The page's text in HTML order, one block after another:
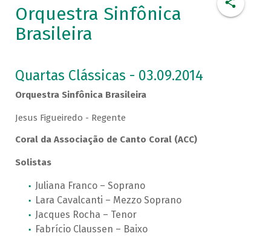
Orquestra Sinfônica
Brasileira
Quartas Clássicas - 03.09.2014
Orquestra Sinfônica Brasileira
Jesus Figueiredo - Regente
Coral da Associação de Canto Coral (ACC)
Solistas
Juliana Franco – Soprano
Lara Cavalcanti – Mezzo Soprano
Jacques Rocha – Tenor
Fabrício Claussen – Baixo